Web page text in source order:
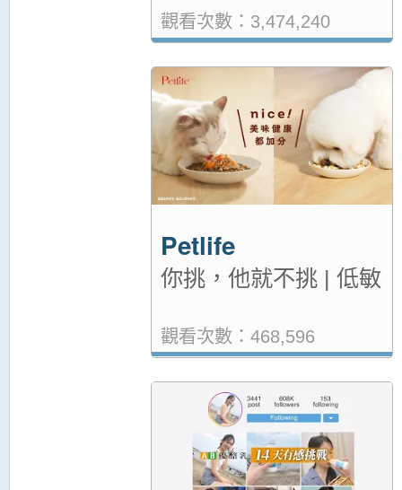
觀看次數：3,474,240
Petlife
你挑，他就不挑 | 低敏
觀看次數：468,596